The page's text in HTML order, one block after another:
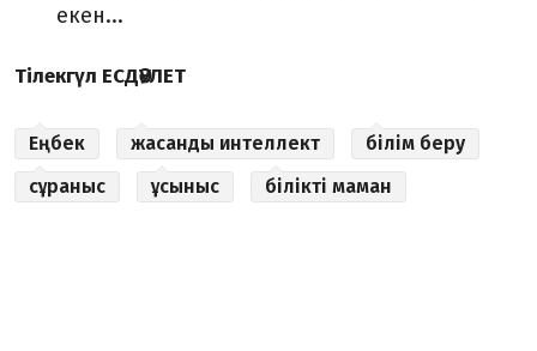
екен...
Тілекгүл ЕСДӘУЛЕТ
Еңбек жасанды интеллект
білім беру
сұраныс
ұсыныс білікті маман